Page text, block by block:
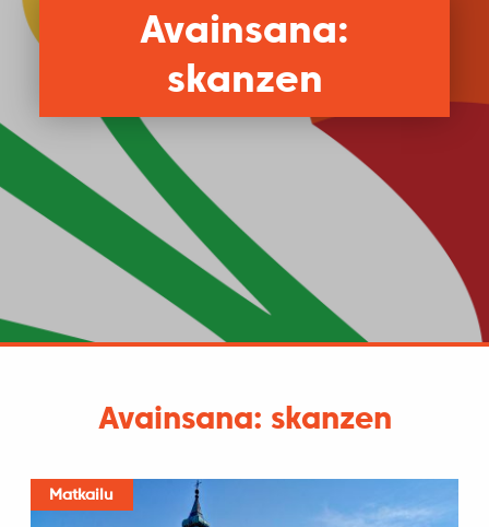
Avainsana:
skanzen
Avainsana: skanzen
Matkailu